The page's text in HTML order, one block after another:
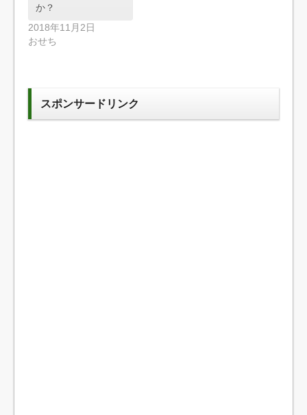
か？
2018年11月2日
おせち
スポンサードリンク